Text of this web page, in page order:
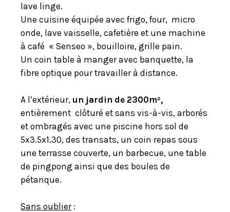
lave linge.
Une cuisine équipée avec frigo, four, micro
onde, lave vaisselle, cafetière et une machine
à café « Senseo », bouilloire, grille pain.
Un coin table à manger avec banquette, la
fibre optique pour travailler à distance.
A l’extérieur, un jardin de 2300m²,
entièrement clôturé et sans vis-à-vis, arborés
et ombragés avec une piscine hors sol de
5x3.5x1.30, des transats, un coin repas sous
une terrasse couverte, un barbecue, une table
de pingpong ainsi que des boules de
pétanque.
Sans oublier: